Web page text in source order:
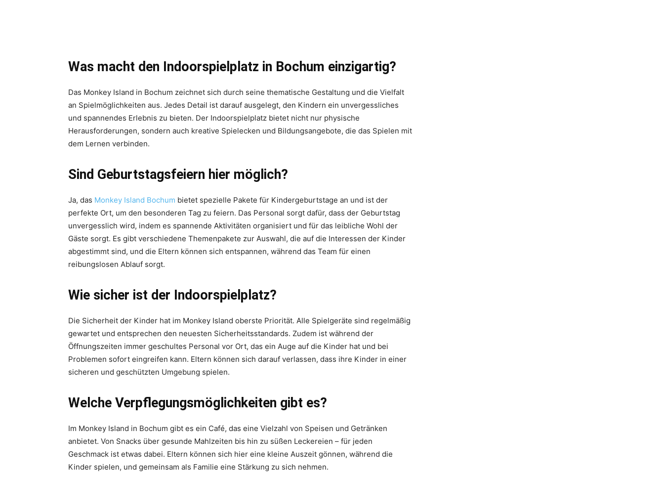
Was macht den Indoorspielplatz in Bochum einzigartig?
Das Monkey Island in Bochum zeichnet sich durch seine thematische Gestaltung und die Vielfalt
an Spielmöglichkeiten aus. Jedes Detail ist darauf ausgelegt, den Kindern ein unvergessliches
und spannendes Erlebnis zu bieten. Der Indoorspielplatz bietet nicht nur physische
Herausforderungen, sondern auch kreative Spielecken und Bildungsangebote, die das Spielen mit
dem Lernen verbinden.
Sind Geburtstagsfeiern hier möglich?
Ja, das Monkey Island Bochum bietet spezielle Pakete für Kindergeburtstage an und ist der
perfekte Ort, um den besonderen Tag zu feiern. Das Personal sorgt dafür, dass der Geburtstag
unvergesslich wird, indem es spannende Aktivitäten organisiert und für das leibliche Wohl der
Gäste sorgt. Es gibt verschiedene Themenpakete zur Auswahl, die auf die Interessen der Kinder
abgestimmt sind, und die Eltern können sich entspannen, während das Team für einen
reibungslosen Ablauf sorgt.
Wie sicher ist der Indoorspielplatz?
Die Sicherheit der Kinder hat im Monkey Island oberste Priorität. Alle Spielgeräte sind regelmäßig
gewartet und entsprechen den neuesten Sicherheitsstandards. Zudem ist während der
Öffnungszeiten immer geschultes Personal vor Ort, das ein Auge auf die Kinder hat und bei
Problemen sofort eingreifen kann. Eltern können sich darauf verlassen, dass ihre Kinder in einer
sicheren und geschützten Umgebung spielen.
Welche Verpflegungsmöglichkeiten gibt es?
Im Monkey Island in Bochum gibt es ein Café, das eine Vielzahl von Speisen und Getränken
anbietet. Von Snacks über gesunde Mahlzeiten bis hin zu süßen Leckereien – für jeden
Geschmack ist etwas dabei. Eltern können sich hier eine kleine Auszeit gönnen, während die
Kinder spielen, und gemeinsam als Familie eine Stärkung zu sich nehmen.